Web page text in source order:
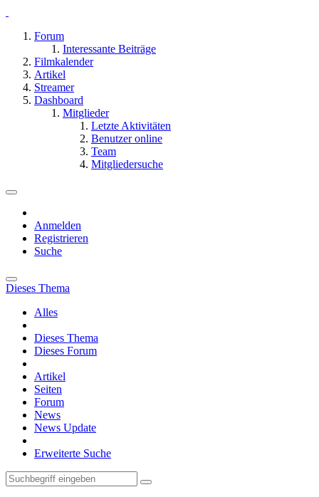
Forum
Interessante Beiträge
Filmkalender
Artikel
Streamer
Dashboard
Mitglieder
Letzte Aktivitäten
Benutzer online
Team
Mitgliedersuche
Anmelden
Registrieren
Suche
Dieses Thema
Alles
Dieses Thema
Dieses Forum
Artikel
Seiten
Forum
News
News Update
Erweiterte Suche